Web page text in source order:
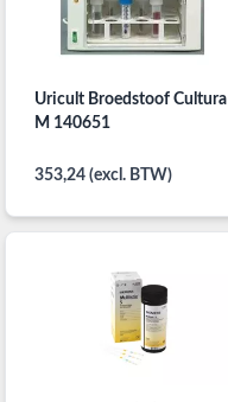
Uricult Broedstoof Cultura
M 140651
353,24 (excl. BTW)